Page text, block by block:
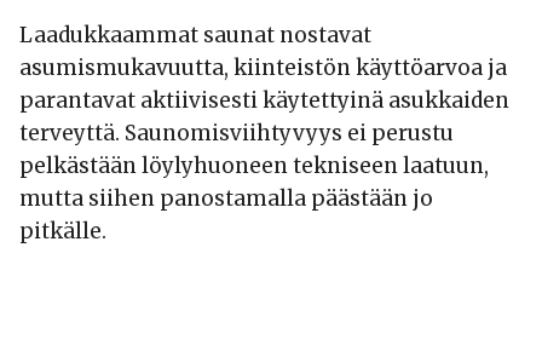
Laadukkaammat saunat nostavat
asumismukavuutta, kiinteistön käyttöarvoa ja
parantavat aktiivisesti käytettyinä asukkaiden
terveyttä. Saunomisviihtyvyys ei perustu
pelkästään löylyhuoneen tekniseen laatuun,
mutta siihen panostamalla päästään jo
pitkälle.